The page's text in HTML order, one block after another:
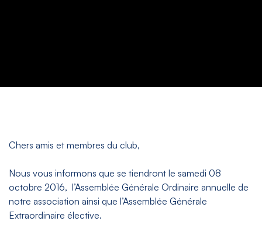
Chers amis et membres du club,
Nous vous informons que se tiendront le samedi 08
octobre 2016, l’Assemblée Générale Ordinaire annuelle de
notre association ainsi que l’Assemblée Générale
Extraordinaire élective.